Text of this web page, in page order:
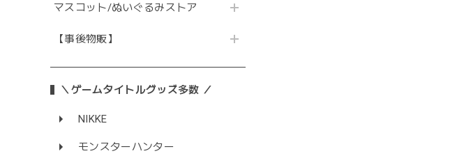
マスコット/ぬいぐるみストア
【事後物販】
＼ゲームタイトルグッズ多数 ／
NIKKE
モンスターハンター